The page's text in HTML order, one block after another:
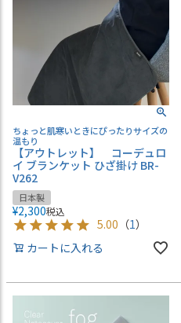
ちょっと肌寒いときにぴったりサイズの
温もり
【アウトレット】 コーデュロ
イ ブランケット ひざ掛け BR-
V262
日本製
¥2,300税込
5.00 （1）
カートに入れる